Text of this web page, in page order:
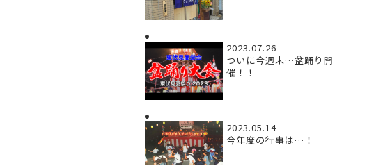
2023.07.26
ついに今週末…盆踊り開
催！！
2023.05.14
今年度の行事は…！